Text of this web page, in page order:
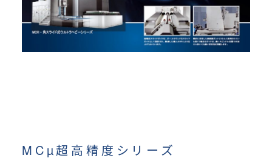
MCµ超高精度シリーズ